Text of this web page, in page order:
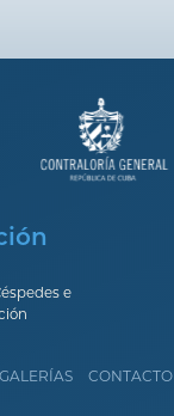
e
GALERÍAS CONTACTO